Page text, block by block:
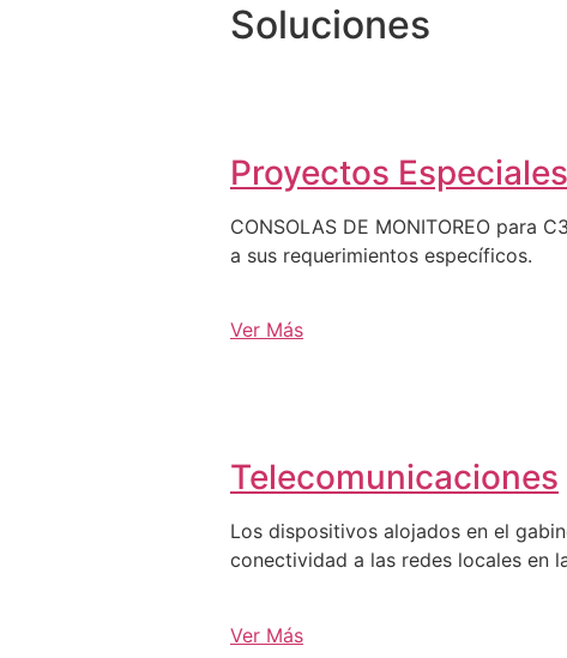
Soluciones
Proyectos
CONSOLAS DE MONITOREO para
a sus requerimientos específicos.
Ver Más
Telecomunicaciones
Los dispositivos alojados en el
conectividad a las redes locales en
Ver Más